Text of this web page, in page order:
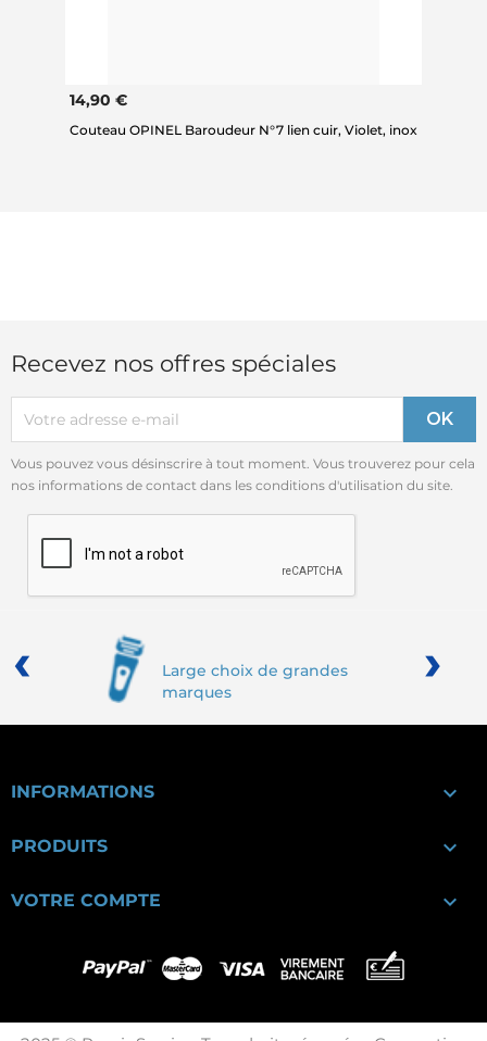
14,90 €
Couteau OPINEL Baroudeur N°7 lien cuir, Violet, inox
Recevez nos offres spéciales
Vous pouvez vous désinscrire à tout moment. Vous trouverez pour cela
nos informations de contact dans les conditions d'utilisation du site.
Large choix de grandes
marques
‹ ›
INFORMATIONS 
PRODUITS 
VOTRE COMPTE 